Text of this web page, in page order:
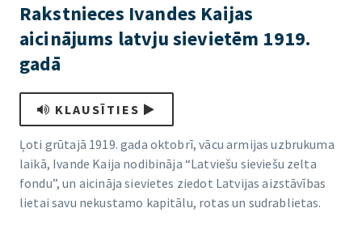
Rakstnieces Ivandes Kaijas
aicinājums latvju sievietēm 1919.
gadā
KLAUSĪTIES
Ļoti grūtajā 1919. gada oktobrī, vācu armijas uzbrukuma
laikā, Ivande Kaija nodibināja “Latviešu sieviešu zelta
fondu”, un aicināja sievietes ziedot Latvijas aizstāvības
lietai savu nekustamo kapitālu, rotas un sudrablietas.